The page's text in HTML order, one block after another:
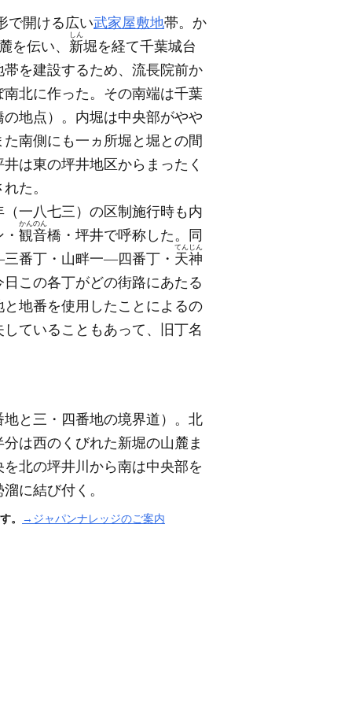
で開ける広い武家屋敷地帯。か
を伝い、 新
しん
堀を経て千葉城台
帯を建設するため、流長院前か
南北に作った。その南端は千葉
地点） 。内堀は中央部がやや
南側にも一ヵ所堀と堀との間
は東の坪井地区からまったく
た。
（一八七三） の区制施行時も内
観音
かんのん
橋・坪井で呼称した。同
番丁・山畔一―四番丁・ 天神
てんじん
この各丁がどの街路にあたる
地番を使用したことによるの
ていることもあって、旧丁名
と三・四番地の境界道） 。北
は西のくびれた新堀の山麓ま
北の坪井川から南は中央部を
に結び付く。
。 →ジャパンナレッジのご案内